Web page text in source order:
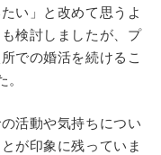
い」と改めて思うよ
検討しましたが、プ
での婚活を続けるこ
。
活動や気持ちについ
が印象に残っていま